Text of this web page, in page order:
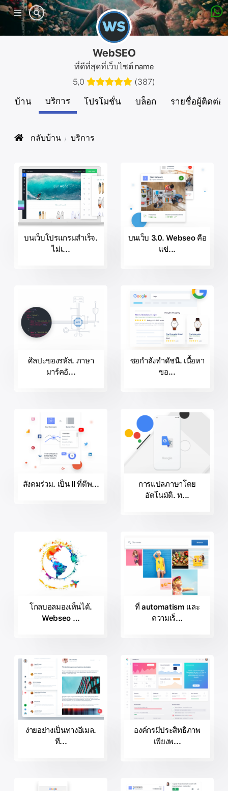
เมนู
มือถือ
WebSEO
ที่ดีที่สุดที่เว็บไซต์ name
5,0
(387)
บ้าน บริการ โปรโมชั่น บล็อก รายชื่อผู้ติดต่อ
กลับบ้าน บริการ
บนเว็บโปรแกรมสำเร็จ.
ไม่เ...
บนเว็บ 3.0. Webseo คือ
แข่...
ศิลปะของรหัส. ภาษา
มาร์คอั...
ซอกำลังทำดัชนี. เนื้อหา
ขอ...
สังคมร่วม. เป็น ll ที่ตีพ...
การแปลภาษาโดย
อัตโนมัติ. ท...
โกลบอลมองเห็นได้.
Webseo ...
ที่ automatism และ
ความเร็...
ง่ายอย่างเป็นทางอีเมล.
ที...
องค์กรมีประสิทธิภาพ
เพียงพ...